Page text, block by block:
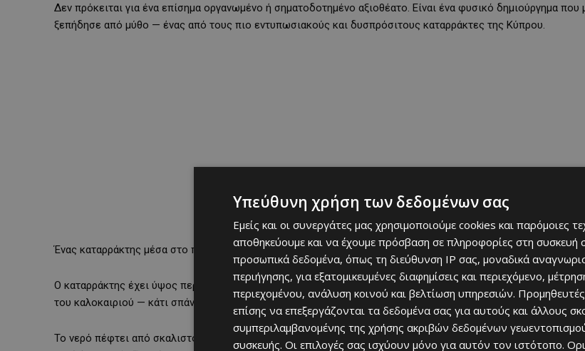
Δεν πρόκειται για ένα επίσημα οργανωμένο ή σηματοδοτημένο αξιοθέατο. Είναι ένα φυσικό δημιούργημα που
ξεπήδησε από μύθο — ένας από τους πιο εντυπωσιακούς και δυσπρόσιτους καταρράκτες της Κύπρου.
Ένας καταρράκτης μέσα στο πράσινο
Ο καταρράκτης έχει ύψος περίπου 20 μέτρα και εντυπωσιάζει με τη μόνιμη ροή νερού του, ακόμη και κατά τη
του καλοκαιριού — κάτι σπάνιο για τα κυπριακά δεδομένα.
Το νερό πέφτει από σκαλιστό βράχο με ασβεστολιθικά πετρώματα, σχηματίζοντας μια μικρή λιμνούλα στη
Υπεύθυνη χρήση των δεδομένων σας
Εμείς και οι συνεργάτες μας χρησιμοποιούμε cookies και παρόμοιες
αποθηκεύουμε και να έχουμε πρόσβαση σε πληροφορίες στη συσκευή
προσωπικά δεδομένα, όπως τη διεύθυνση IP σας, μοναδικά
περιήγησης, για εξατομικευμένες διαφημίσεις και περιεχόμενο,
περιεχομένου, ανάλυση κοινού και βελτίωση υπηρεσιών.
επίσης να επεξεργάζονται τα δεδομένα σας για αυτούς και άλλους
συμπεριλαμβανομένης της χρήσης ακριβών δεδομένων
συσκευής. Οι επιλογές σας ισχύουν μόνο για αυτόν τον ιστότοπο.